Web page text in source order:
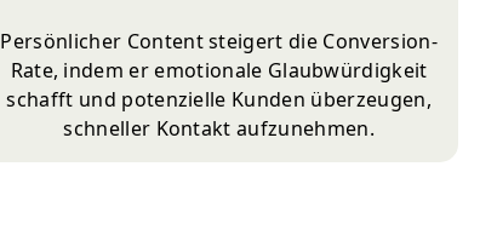
Persönlicher Content steigert die Conversion-
Rate, indem er emotionale Glaubwürdigkeit
schafft und potenzielle Kunden überzeugen,
schneller Kontakt aufzunehmen.